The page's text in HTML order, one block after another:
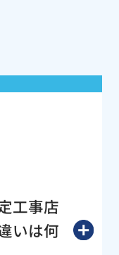
工事店
いは何